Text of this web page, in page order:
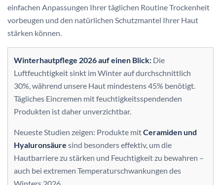
einfachen Anpassungen Ihrer täglichen Routine Trockenheit
vorbeugen und den natürlichen Schutzmantel Ihrer Haut
stärken können.
Winterhautpflege 2026 auf einen Blick: Die
Luftfeuchtigkeit sinkt im Winter auf durchschnittlich
30%, während unsere Haut mindestens 45% benötigt.
Tägliches Eincremen mit feuchtigkeitsspendenden
Produkten ist daher unverzichtbar.
Neueste Studien zeigen: Produkte mitCeramiden und
Hyaluronsäure sind besonders effektiv, um die
Hautbarriere zu stärken und Feuchtigkeit zu bewahren –
auch bei extremen Temperaturschwankungen des